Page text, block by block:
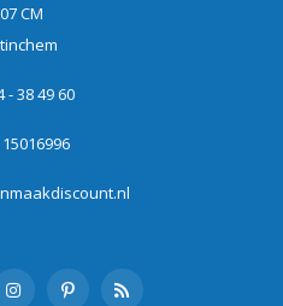
CM
- 38 49 60